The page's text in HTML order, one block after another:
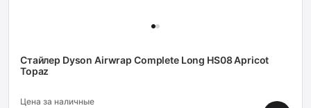
Стайлер Dyson Airwrap Complete Long HS08 Apricot
Topaz
Цена за наличные